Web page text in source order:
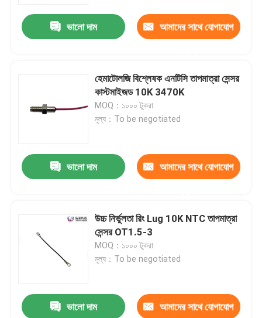
ভালো দাম আমাদের সাথে যোগাযোগ
হেমাটোলজি বিশ্লেষক এনটিসি তাপমাত্রা সেন্সর
কাস্টমাইজড 10K 3470K
MOQ：১০০০ টুকরা
মূল্য：To be negotiated
ভালো দাম আমাদের সাথে যোগাযোগ
উচ্চ নির্ভুলতা রিং Lug 10K NTC তাপমাত্রা
সেন্সর OT1.5-3
MOQ：১০০০ টুকরা
মূল্য：To be negotiated
ভালো দাম আমাদের সাথে যোগাযোগ